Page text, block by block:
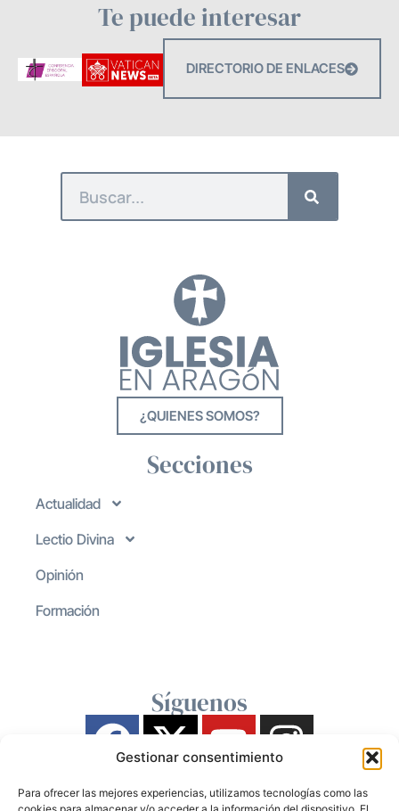
Gestionar consentimiento
Para ofrecer las mejores experiencias, utilizamos tecnologías como las
Te puede interesar
DIRECTORIO DE ENLACES
¿QUIENES SOMOS?
Secciones
Actualidad
Lectio Divina
Opinión
Formación
Síguenos